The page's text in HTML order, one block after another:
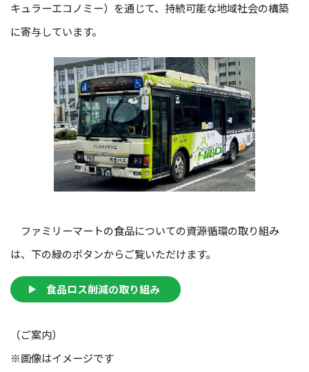
キュラーエコノミー）を通じて、持続可能な地域社会の構築
に寄与しています。
ファミリーマートの食品についての資源循環の取り組み
は、下の緑のボタンからご覧いただけます。
食品ロス削減の取り組み
（ご案内）
※画像はイメージです